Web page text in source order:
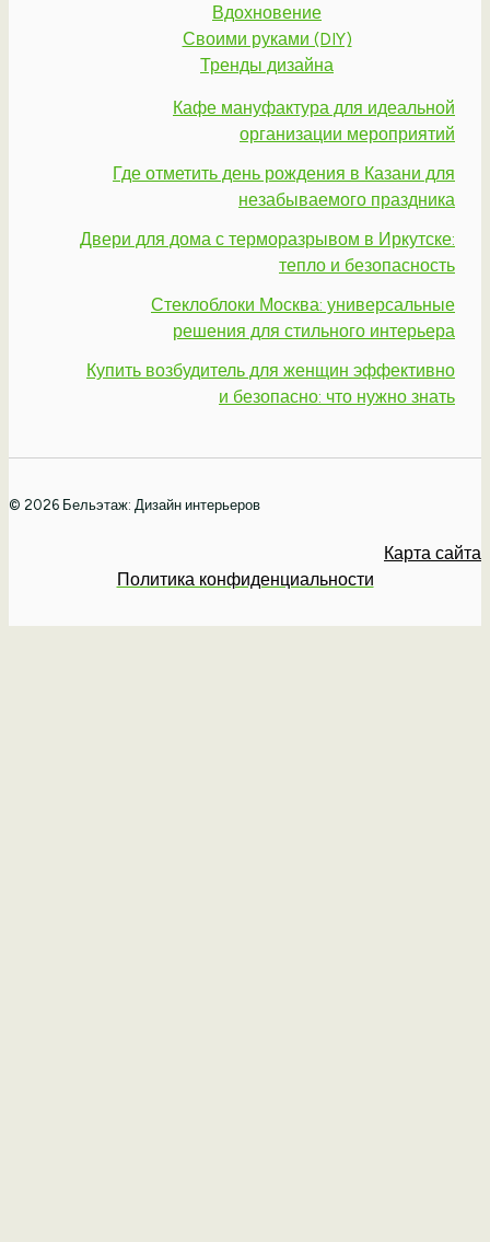
Вдохновение
Своими руками (DIY)
Тренды дизайна
Кафе мануфактура для идеальной
организации мероприятий
Где отметить день рождения в Казани для
незабываемого праздника
Двери для дома с терморазрывом в Иркутске:
тепло и безопасность
Стеклоблоки Москва: универсальные
решения для стильного интерьера
Купить возбудитель для женщин эффективно
и безопасно: что нужно знать
© 2026 Бельэтаж: Дизайн интерьеров
Карта сайта
Политика конфиденциальности